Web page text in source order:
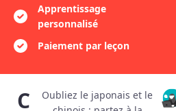
Apprentissage
personnalisé
Paiement par leçon
C
Oubliez le japonais et le